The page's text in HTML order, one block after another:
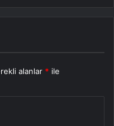
alanlar * ile